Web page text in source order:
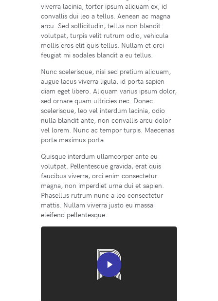
viverra lacinia, tortor ipsum aliquam ex, id
convallis dui leo a tellus. Aenean ac magna
arcu. Sed sollicitudin, tellus non blandit
volutpat, turpis velit rutrum odio, vehicula
mollis eros elit quis tellus. Nullam et orci
feugiat mi sodales blandit a eu tellus.
Nunc scelerisque, nisi sed pretium aliquam,
augue lacus viverra ligula, id porta sapien
diam eget libero. Aliquam varius ipsum dolor,
sed ornare quam ultricies nec. Donec
scelerisque, leo vel interdum lacinia, odio
nulla blandit ante, non convallis arcu dolor
vel lorem. Nunc ac tempor turpis. Maecenas
porta maximus porta.
Quisque interdum ullamcorper ante eu
volutpat. Pellentesque gravida, erat quis
faucibus viverra, orci enim consectetur
magna, non imperdiet urna dui et sapien.
Phasellus rutrum nunc a leo consectetur
mattis. Nullam viverra justo eu massa
eleifend pellentesque.